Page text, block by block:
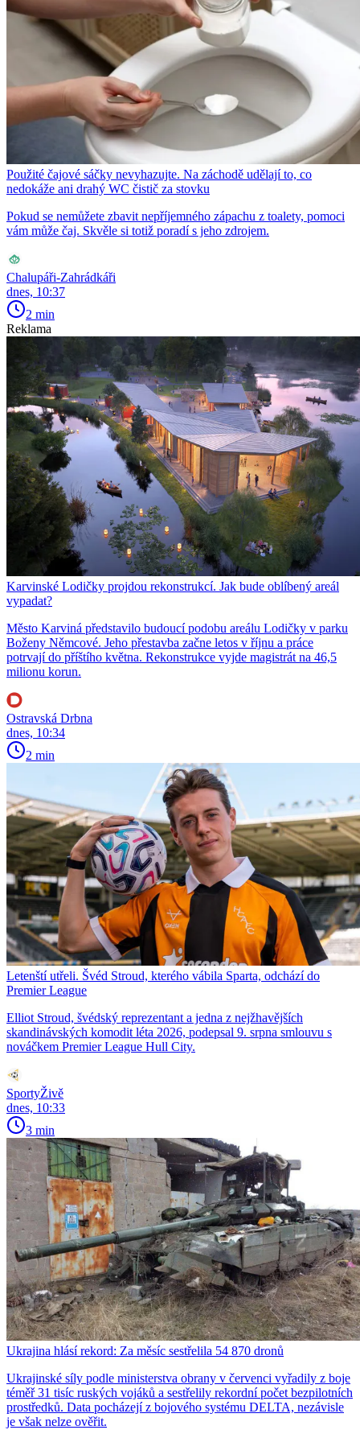
Použité čajové sáčky nevyhazujte. Na záchodě udělají to, co
nedokáže ani drahý WC čistič za stovku
Pokud se nemůžete zbavit nepříjemného zápachu z toalety, pomoci
vám může čaj. Skvěle si totiž poradí s jeho zdrojem.
Chalupáři-Zahrádkáři
dnes, 10:37
2 min
Reklama
Karvinské Lodičky projdou rekonstrukcí. Jak bude oblíbený areál
vypadat?
Město Karviná představilo budoucí podobu areálu Lodičky v parku
Boženy Němcové. Jeho přestavba začne letos v říjnu a práce
potrvají do příštího května. Rekonstrukce vyjde magistrát na 46,5
milionu korun.
Ostravská Drbna
dnes, 10:34
2 min
Letenští utřeli. Švéd Stroud, kterého vábila Sparta, odchází do
Premier League
Elliot Stroud, švédský reprezentant a jedna z nejžhavějších
skandinávských komodit léta 2026, podepsal 9. srpna smlouvu s
nováčkem Premier League Hull City.
SportyŽivě
dnes, 10:33
3 min
Ukrajina hlásí rekord: Za měsíc sestřelila 54 870 dronů
Ukrajinské síly podle ministerstva obrany v červenci vyřadily z boje
téměř 31 tisíc ruských vojáků a sestřelily rekordní počet bezpilotních
prostředků. Data pocházejí z bojového systému DELTA, nezávisle
je však nelze ověřit.